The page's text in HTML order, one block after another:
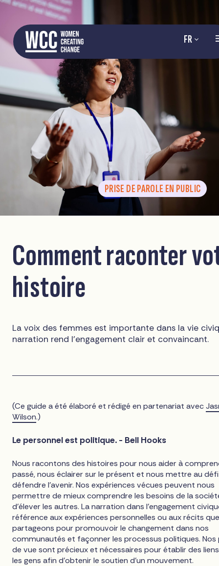
FR
PRISE DE PAROLE EN PUBLIC
Comment raconter
histoire
La voix des femmes est importante dans la vie
narration rend l'engagement clair et convaincant.
(Ce guide a été élaboré et rédigé en partenariat avec
Wilson.)
Le personnel est politique. - Bell Hooks
Nous racontons des histoires pour nous aider à
passé, nous éclairer sur le présent et nous mettre au
défendre l'avenir. Nos expériences vécues peuvent nous
permettre de mieux comprendre les besoins de la
d'élever les autres. La narration dans l'engagement
référence aux expériences personnelles ou aux récits
partageons pour promouvoir le changement dans nos
communautés et façonner les processus politiques. Nos
de vue sont précieux et nécessaires pour établir des
les gens afin d'obtenir le soutien d'un mouvement.